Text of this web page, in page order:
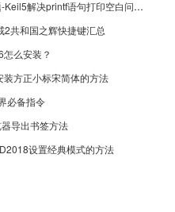
Keil5怎么解决printf语句打印空白问题-Keil5解决printf语句打印空白问题的方法
共和国之辉快捷键汇总
么安装？
方正小标宋简体的方法
必备指令
导出书签方法
设置经典模式的方法